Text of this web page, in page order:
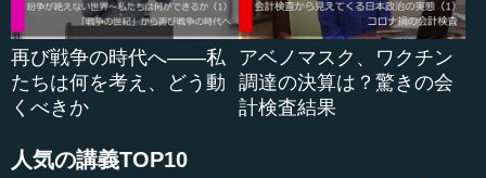
～０．７パーセントくらいしか伸びていないのです。年率
に換算すると、３で割って０．２パーセント強です。上下
はありましたが、平均的に見れば、日本経済はこの３年間
ほとんど成長していないことになります。
●公共投資がＧＤＰを引っ張ってきた
再び戦争の時代へ――私
たちは何を考え、どう動
くべきか
アベノマスク、ワクチン
調達の決算は？驚きの会
計検査結果
人気の講義TOP10